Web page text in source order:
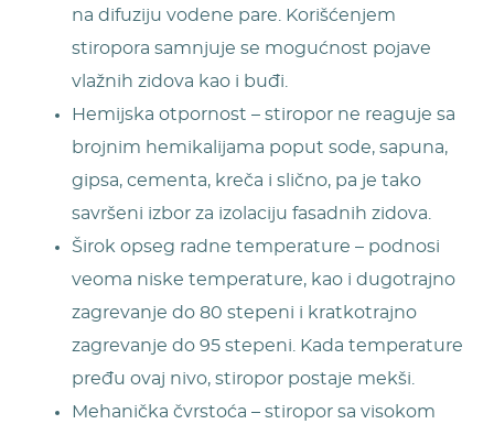
na difuziju vodene pare. Korišćenjem
stiropora samnjuje se mogućnost pojave
vlažnih zidova kao i buđi.
Hemijska otpornost – stiropor ne reaguje sa
brojnim hemikalijama poput sode, sapuna,
gipsa, cementa, kreča i slično, pa je tako
savršeni izbor za izolaciju fasadnih zidova.
Širok opseg radne temperature – podnosi
veoma niske temperature, kao i dugotrajno
zagrevanje do 80 stepeni i kratkotrajno
zagrevanje do 95 stepeni. Kada temperature
pređu ovaj nivo, stiropor postaje mekši.
Mehanička čvrstoća – stiropor sa visokom